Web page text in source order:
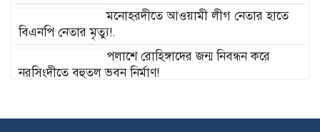
মনোহরদীতে আওয়ামী লীগ নেতার হাতে
বিএনপি নেতার মৃত্যু!.
পলাশে রোহিঙ্গাদের জন্ম নিবন্ধন করে
নরসিংদীতে বহুতল ভবন নির্মাণ!